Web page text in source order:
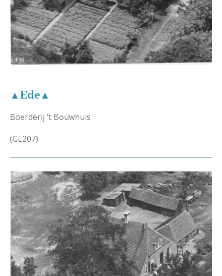
▲Ede▲
Boerderij 't Bouwhuis
(GL207)